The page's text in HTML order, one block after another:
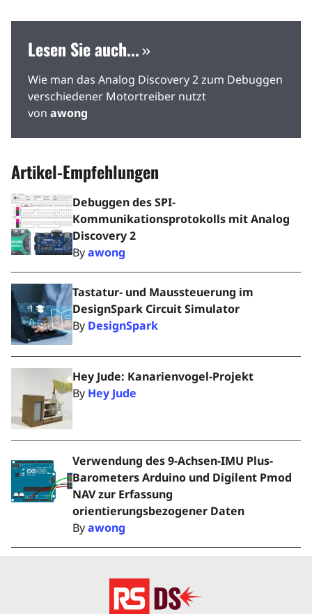
Lesen Sie auch...
Wie man das Analog Discovery 2 zum Debuggen
verschiedener Motortreiber nutzt
von awong
Artikel-Empfehlungen
Debuggen des SPI-
Kommunikationsprotokolls mit Analog
Discovery 2
Byawong
Tastatur- und Maussteuerung im
DesignSpark Circuit Simulator
By DesignSpark
Hey Jude: Kanarienvogel-Projekt
By Hey Jude
Verwendung des 9-Achsen-IMU Plus-
Barometers Arduino und Digilent Pmod
NAV zur Erfassung
orientierungsbezogener Daten
Byawong